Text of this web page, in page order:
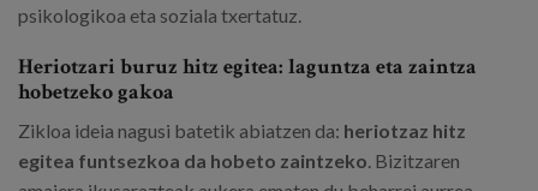
psikologikoa eta soziala txertatuz.
Heriotzari buruz hitz egitea: laguntza eta zaintza
hobetzeko gakoa
Zikloa ideia nagusi batetik abiatzen da: heriotzaz hitz
egitea funtsezkoa da hobeto zaintzeko . Bizitzaren